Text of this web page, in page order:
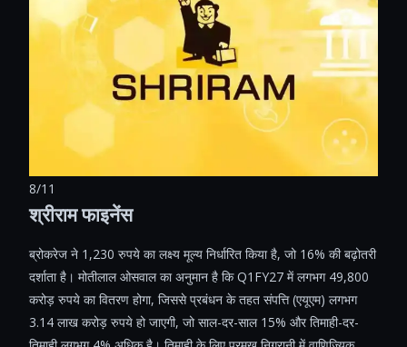
8/11
श्रीराम फाइनेंस
ब्रोकरेज ने 1,230 रुपये का लक्ष्य मूल्य निर्धारित किया है, जो 16% की बढ़ोतरी
दर्शाता है। मोतीलाल ओसवाल का अनुमान है कि Q1FY27 में लगभग 49,800
करोड़ रुपये का वितरण होगा, जिससे प्रबंधन के तहत संपत्ति (एयूएम) लगभग
3.14 लाख करोड़ रुपये हो जाएगी, जो साल-दर-साल 15% और तिमाही-दर-